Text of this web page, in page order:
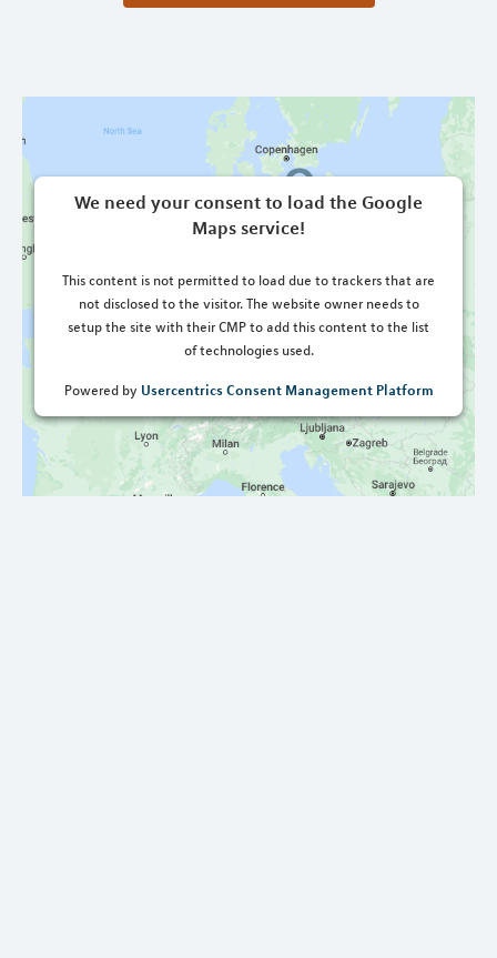
We need your consent to load the Google
Maps service!
This content is not permitted to load due to trackers that are
not disclosed to the visitor. The website owner needs to
setup the site with their CMP to add this content to the list
of technologies used.
Powered by Usercentrics Consent Management Platform